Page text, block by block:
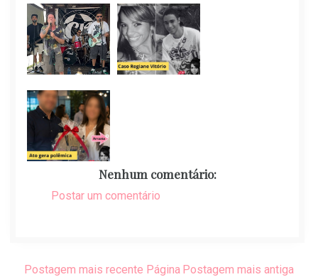
Nenhum comentário:
Postar um comentário
Postagem mais recente Postagem mais antiga
Página